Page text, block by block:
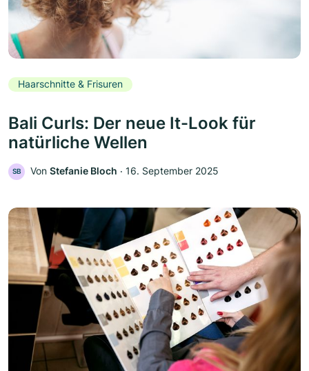
Haarschnitte & Frisuren
Bali Curls: Der neue It-Look für
natürliche Wellen
SB Von Stefanie Bloch ‧ 16. September 2025